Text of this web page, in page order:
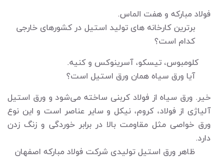
فولاد مبارکه و هفت الماس.
برترین کارخانه های تولید استیل در کشورهای خارجی
کدام است؟
کلومبوس، تیسکو، آسرینوکس و کنیه.
آیا ورق سیاه همان ورق استیل است؟
خیر. ورق سیاه از فولاد کربنی ساخته می‌شود و ورق استیل
آلیاژی از فولاد، کروم، نیکل و سایر عناصر است و این نوع
ورق خواصی مثل مقاومت بالا در برابر خوردگی و زنگ زدن
دارد.
ظاهر ورق استیل تولیدی شرکت فولاد مبارکه اصفهان